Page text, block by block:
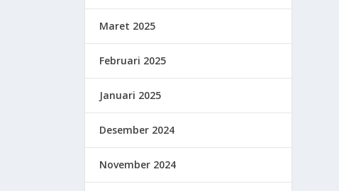
Maret 2025
Februari 2025
Januari 2025
Desember 2024
November 2024